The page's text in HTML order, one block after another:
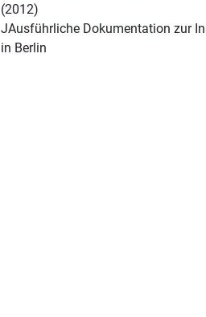
(2012)
JAusführliche Dokumentation zur
in Berlin